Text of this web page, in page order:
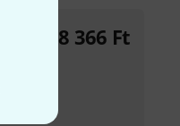
2 658 366 Ft